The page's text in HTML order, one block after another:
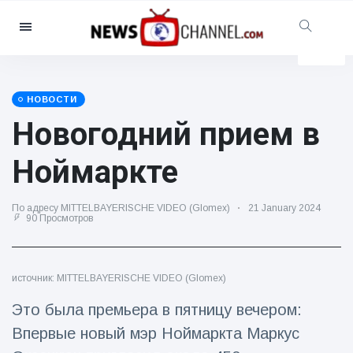
Категории
Социально-развлекательный
(155)
Кино и телевидение
(81)
Спорт
(237)
Мода и красота
Автомобили и мотор
(5997)
Еда и напитки
(79)
Стиль жизни и досуг
(121)
НОВОСТИ
Новогодний прием в
Ноймаркте
По адресу MITTELBAYERISCHE VIDEO (Glomex)
21 January 2024
90 Просмотров
источник: MITTELBAYERISCHE VIDEO (Glomex)
Это была премьера в пятницу вечером:
Впервые новый мэр Ноймаркта Маркус